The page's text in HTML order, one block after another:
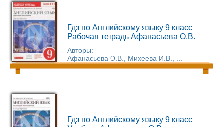
Гдз по Английскому языку 9 класс
Рабочая тетрадь Афанасьева О.В.
Авторы:
Афанасьева О.В., Михеева И.В., ...
Гдз по Английскому языку 9 класс